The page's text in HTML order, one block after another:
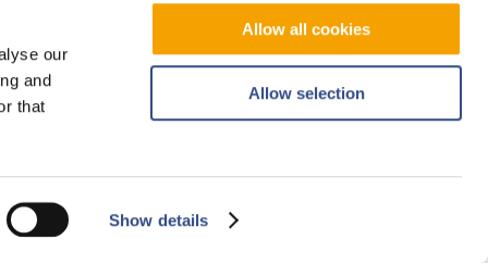
our
and
that
Show details
Allow all cookies
Allow selection